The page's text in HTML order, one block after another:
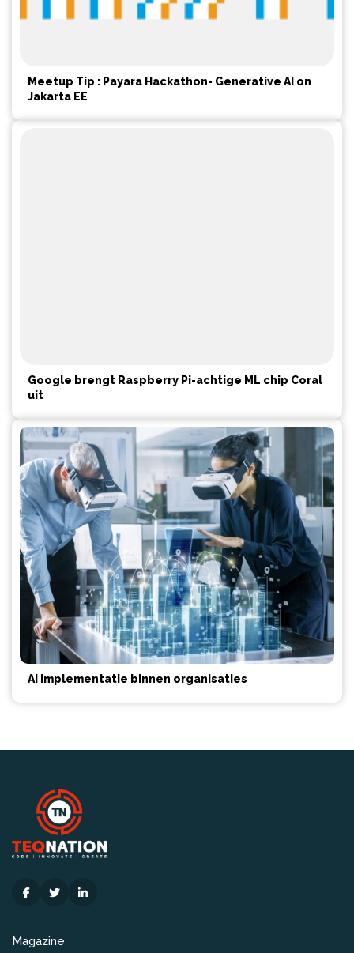
Meetup Tip : Payara Hackathon- Generative AI on
Jakarta EE
Google brengt Raspberry Pi-achtige ML chip Coral
uit
AI implementatie binnen organisaties
Magazine